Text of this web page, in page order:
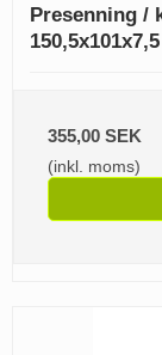
Presenning /
355,00 SEK
(inkl. moms)